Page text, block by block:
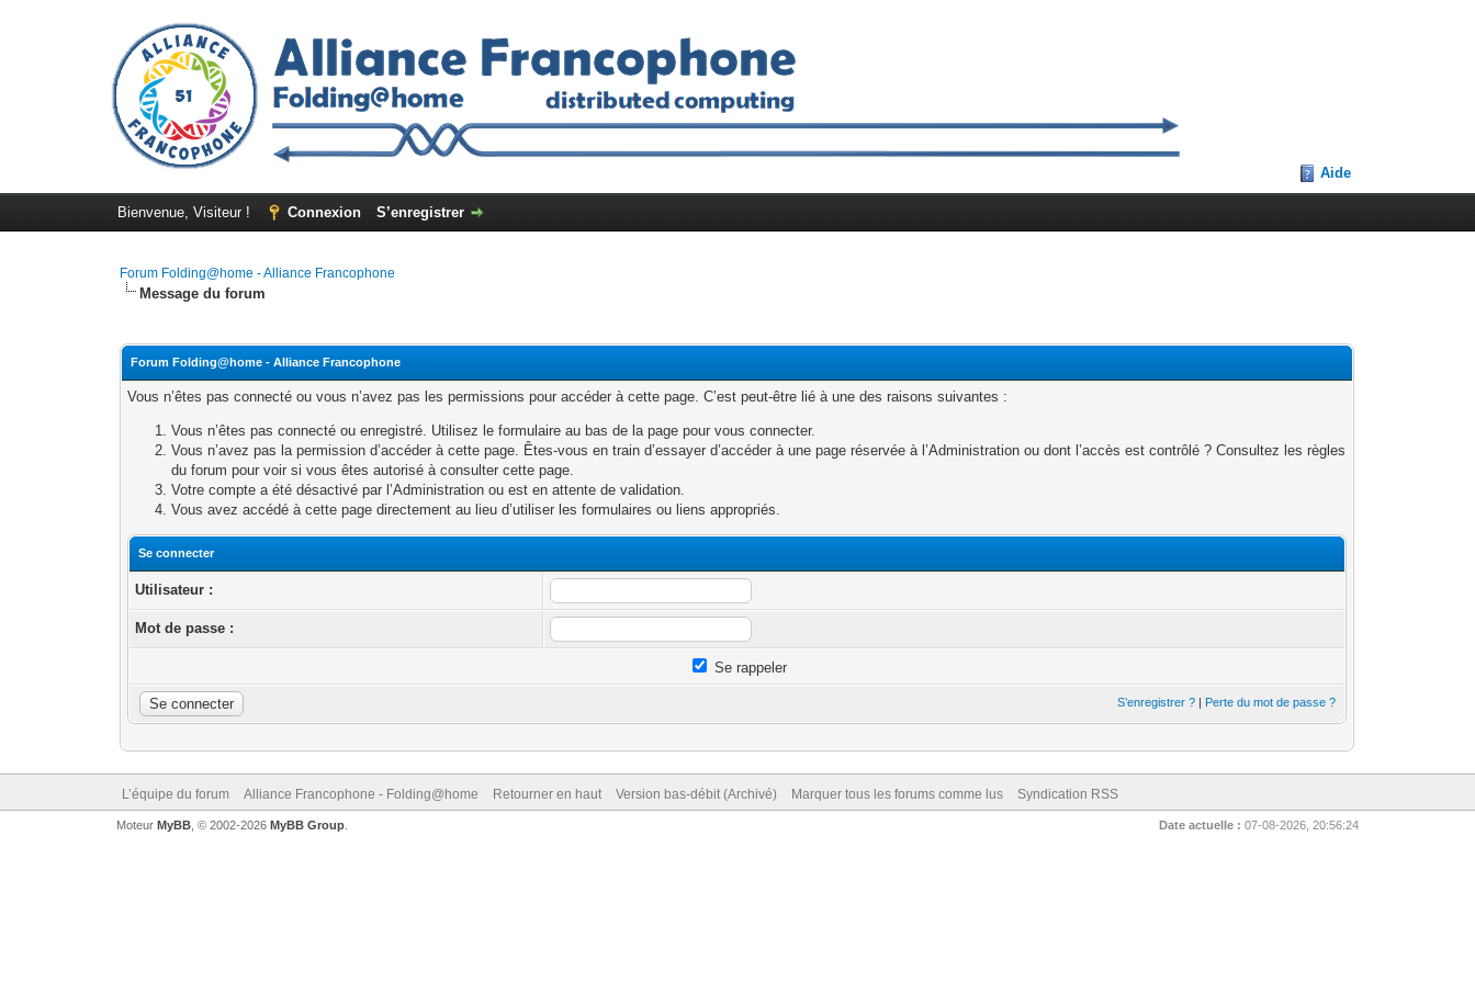
Aide
Bienvenue, Visiteur ! Connexion S’enregistrer
Forum Folding@home - Alliance Francophone
Message du forum
Forum Folding@home - Alliance Francophone
Vous n’êtes pas connecté ou vous n’avez pas les permissions pour accéder à cette page. C’est peut-être lié à une des raisons suivantes :
Vous n’êtes pas connecté ou enregistré. Utilisez le formulaire au bas de la page pour vous connecter.
Vous n’avez pas la permission d’accéder à cette page. Êtes-vous en train d’essayer d’accéder à une page réservée à l’Administration ou dont l’accès est contrôlé ? Consultez les règles
du forum pour voir si vous êtes autorisé à consulter cette page.
Votre compte a été désactivé par l’Administration ou est en attente de validation.
Vous avez accédé à cette page directement au lieu d’utiliser les formulaires ou liens appropriés.
Se connecter
Utilisateur :
Mot de passe :
Se rappeler
S’enregistrer ? | Perte du mot de passe ?
L’équipe du forum Alliance Francophone - Folding@home Retourner en haut Version bas-débit (Archivé) Marquer tous les forums comme lus Syndication RSS
Date actuelle : 07-08-2026, 20:56:24
Moteur MyBB, © 2002-2026 MyBB Group.